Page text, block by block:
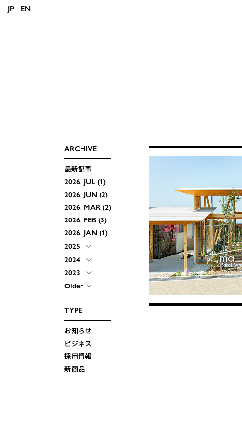
JP EN
ARCHIVE
最新記事
2026. JUL 1
2026. JUN 2
2026. MAR 2
2026. FEB 3
2026. JAN
1
2025
2024
2023
Older
TYPE
お知らせ
ビジネス
採用情報
新商品